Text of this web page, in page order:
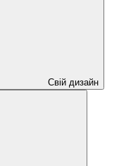
Свій дизайн